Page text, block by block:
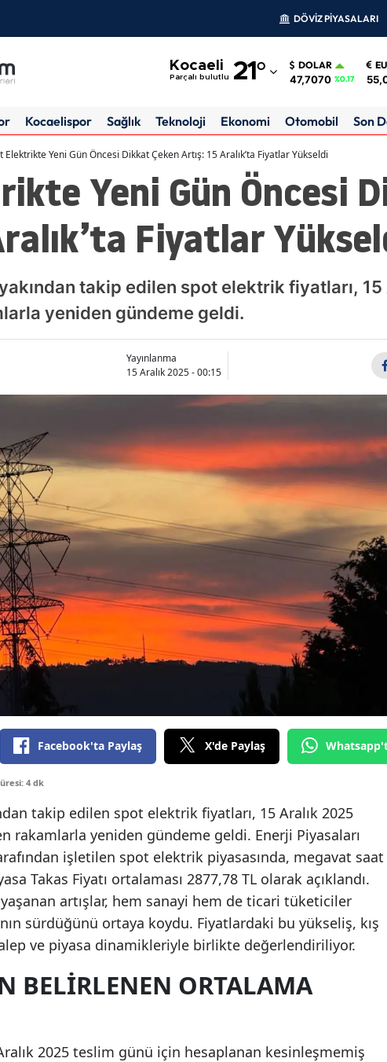
DÖVİZ PİYASALARI
Kocaeli
Parçalı bulutlu 21°
Adıyaman
Amasya
Ankara
Antalya
Balıkesir
Bilecik
Bingöl
Bitlis
Bolu
Bursa
Çankırı
Çorum
Denizli
Elazığ
Erzurum
Eskişehir
Gaziantep
Giresun
Gümüşhane
Hakkari
Isparta
DOLAR
47,7070 %0.17
Kocaelispor Sağlık Teknoloji Ekonomi Otomobil Son
Elektrikte Yeni Gün Öncesi Dikkat Çeken Artış: 15 Aralık’ta Fiyatlar Yükseldi
Yeni Gün Öncesi
Fiyatlar
takip edilen spot elektrik fiyatları,
yeniden gündeme geldi.
Yayınlanma
15 Aralık 2025 - 00:15
Facebook'ta Paylaş X'de Paylaş
4 dk
takip edilen spot elektrik fiyatları, 15 Aralık 2025
rakamlarla yeniden gündeme geldi. Enerji Piyasaları
işletilen spot elektrik piyasasında, megavat saat
Takas Fiyatı ortalaması 2877,78 TL olarak açıklandı.
artışlar, hem sanayi hem de ticari tüketiciler
sürdüğünü ortaya koydu. Fiyatlardaki bu yükseliş, kış
ve piyasa dinamikleriyle birlikte değerlendiriliyor.
BELIRLENEN ORTALAMA
2025 teslim günü için hesaplanan kesinleşmemiş